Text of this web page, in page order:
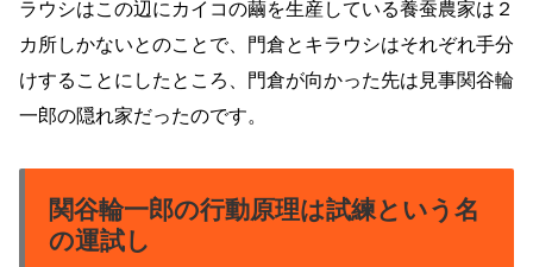
ラウシはこの辺にカイコの繭を生産している養蚕農家は２
カ所しかないとのことで、門倉とキラウシはそれぞれ手分
けすることにしたところ、門倉が向かった先は見事関谷輪
一郎の隠れ家だったのです。
関谷輪一郎の行動原理は試練という名
の運試し